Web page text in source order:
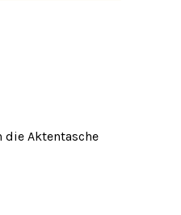
die Aktentasche